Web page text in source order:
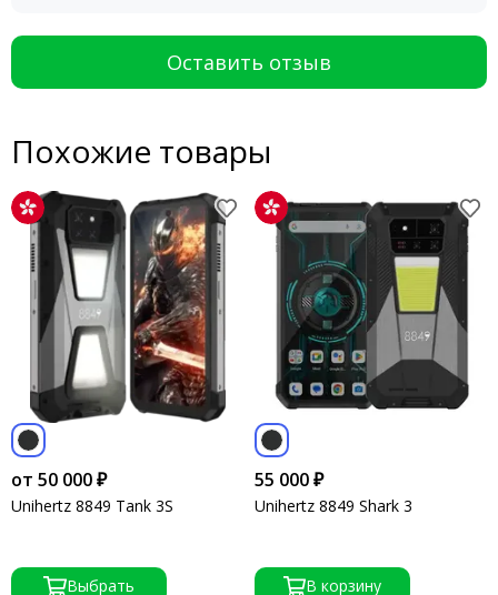
Оставить отзыв
Похожие товары
от 50 000 ₽
Unihertz 8849 Tank 3S
Выбрать
55 000 ₽
Unihertz 8849 Shark 3
В корзину